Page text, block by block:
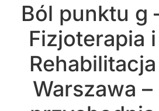
Ból punktu g
Fizjoterapia i
Rehabilitacja
Warszawa –